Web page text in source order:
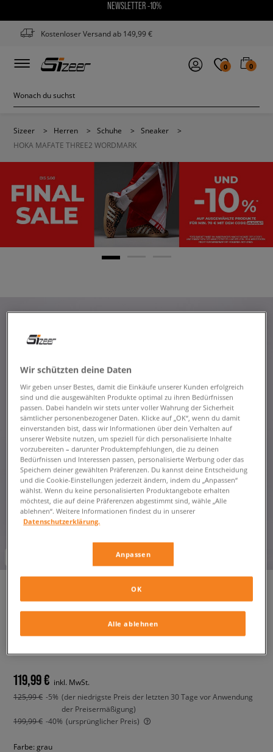
NEWSLETTER -10%
Kostenloser Versand ab 149,99 €
0 0
Sizeer > Herren > Schuhe > Sneaker
>
HOKA MAFATE THREE2 WORDMARK
AUGUST
119,99 € inkl. MwSt.
125,99 € -5% (der niedrigste Preis der letzten 30 Tage vor Anwendung
der Preisermäßigung)
199,99 € -40% (ursprünglicher Preis)
Farbe: grau
Wir schützten deine Daten
Wir geben unser Bestes, damit die Einkäufe unserer Kunden erfolgreich
sind und die ausgewählten Produkte optimal zu ihren Bedürfnissen
passen. Dabei handeln wir stets unter voller Wahrung der Sicherheit
sämtlicher personenbezogener Daten. Klicke auf „OK“, wenn du damit
einverstanden bist, dass wir Informationen über dein Verhalten auf
unserer Website nutzen, um speziell für dich personalisierte Inhalte
vorzubereiten – darunter Produktempfehlungen, die zu deinen
Bedürfnissen und Interessen passen, personalisierte Werbung oder das
Speichern deiner gewählten Präferenzen. Du kannst deine Entscheidung
und die Cookie-Einstellungen jederzeit ändern, indem du „Anpassen“
wählst. Wenn du keine personalisierten Produktangebote erhalten
möchtest, die auf deine Präferenzen abgestimmt sind, wähle „Alle
ablehnen“. Weitere Informationen findest du in unserer
Datenschutzerklärung.
Anpassen
Alle ablehnen
OK